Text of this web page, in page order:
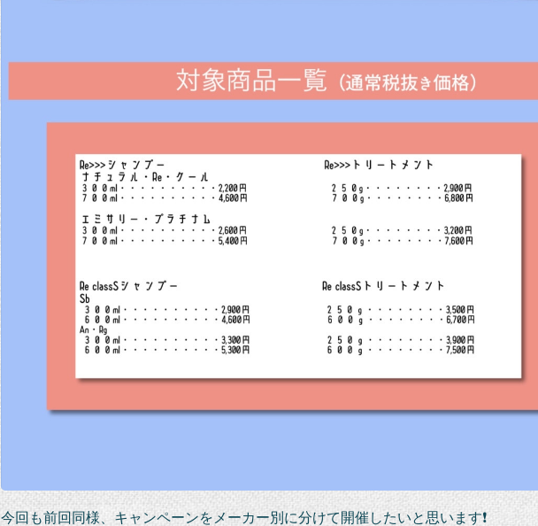
今回も前回同様、キャンペーンをメーカー別に分けて開催したいと思います❗️